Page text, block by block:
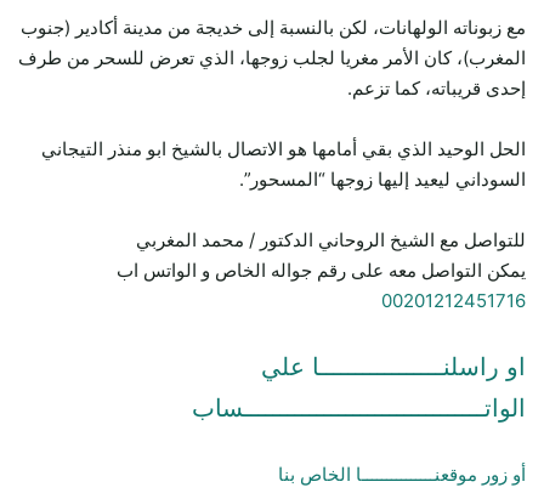
مع زبوناته الولهانات، لكن بالنسبة إلى خديجة من مدينة أكادير (جنوب
المغرب)، كان الأمر مغريا لجلب زوجها، الذي تعرض للسحر من طرف
إحدى قريباته، كما تزعم.
الحل الوحيد الذي بقي أمامها هو الاتصال بالشيخ ابو منذر التيجاني
السوداني ليعيد إليها زوجها “المسحور”.
للتواصل مع الشيخ الروحاني الدكتور / محمد المغربي
يمكن التواصل معه على رقم جواله الخاص و الواتس اب
00201212451716
او راسلنـــــــــــــــــا علي
الواتـــــــــــــــــــــــــــــــــساب
أو زور موقعنـــــــــــــــا الخاص بنا